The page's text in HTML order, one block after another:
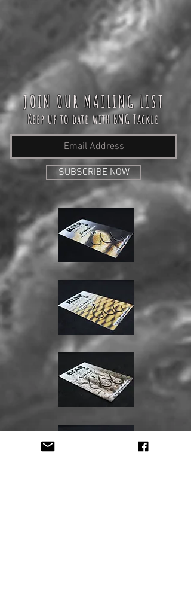
JOIN OUR MAILING LIST
Keep up to date with BMG Tackle
SUBSCRIBE NOW